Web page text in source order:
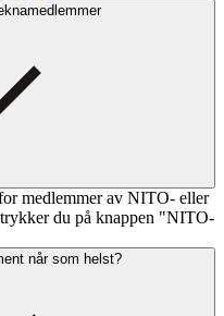
medlemmer av NITO- eller
du på knappen "NITO-
når som helst?